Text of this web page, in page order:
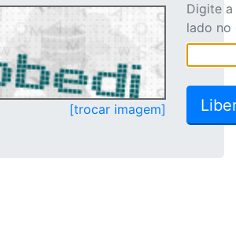
[trocar imagem]
Digite
lado no